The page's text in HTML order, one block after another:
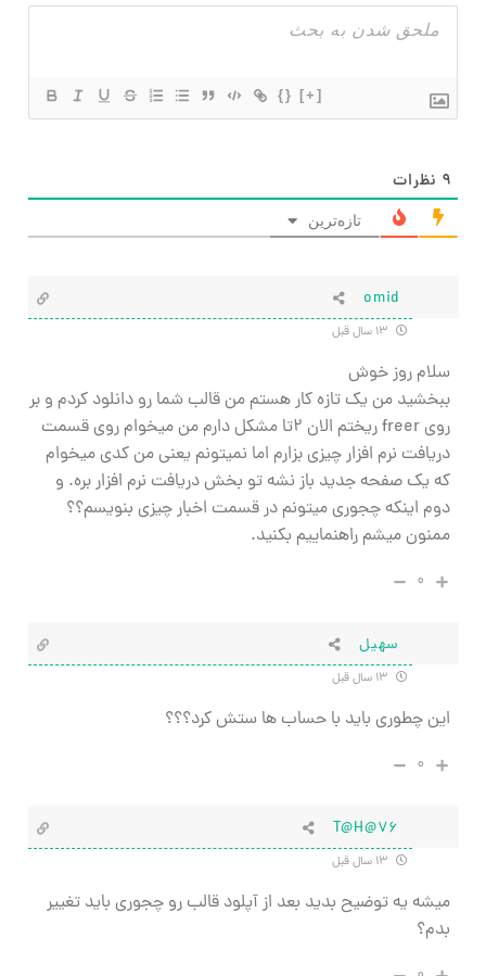
{} [+]
۹ نظرات
تازه‌ترین
omid
سلام روز خوش
ببخشید من یک تازه کار هستم من قالب شما رو دانلود کردم و بر
روی freer ریختم الان 2تا مشکل دارم من میخوام روی قسمت
دریافت نرم افزار چیزی بزارم اما نمیتونم یعنی من کدی میخوام
که یک صفحه جدید باز نشه تو بخش دریافت نرم افزار بره. و
دوم اینکه چجوری میتونم در قسمت اخبار چیزی بنویسم؟؟
ممنون میشم راهنماییم بکنید.
۰
سهیل
این چطوری باید با حساب ها ستش کرد؟؟؟
۰
T@H@76
میشه یه توضیح بدید بعد از آپلود قالب رو چجوری باید تغییر
بدم؟